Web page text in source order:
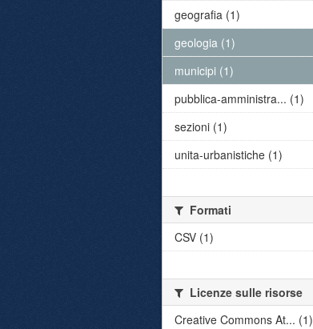
geografia (1)
geologia (1)
municipi (1)
pubblica-amministra... (1)
sezioni (1)
unita-urbanistiche (1)
Formati
CSV (1)
Licenze sulle risorse
Creative Commons At... (1)